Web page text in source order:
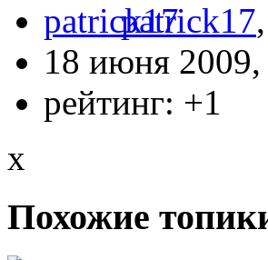
patrick17,
18 июня 2009,
рейтинг: +1
x
Похожие